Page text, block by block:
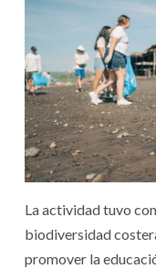
La actividad tuvo
biodiversidad
promover la